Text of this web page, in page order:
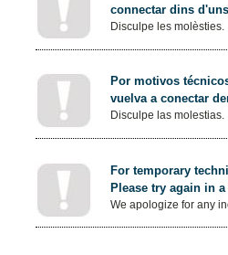
connectar dins
Disculpe les molèsties.
Por motivos
vuelva a conectar
Disculpe las molestias.
For temporary
Please try again in
We apologize for any